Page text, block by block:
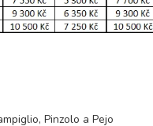
Pinzolo a Pejo